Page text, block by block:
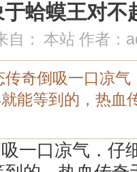
蛤蟆王对不
自： 本站 作者：
传奇倒吸一口凉气
能等到的，热血
一口凉气．仔